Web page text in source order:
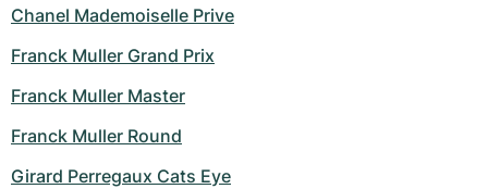
Chanel Mademoiselle Prive
Franck Muller Grand Prix
Franck Muller Master
Franck Muller Round
Girard Perregaux Cats Eye